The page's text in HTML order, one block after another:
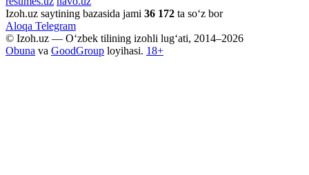
Izoh.uz saytining bazasida jami 36 172 ta so‘z bor
Aloqa Telegram
© Izoh.uz — O‘zbek tilining izohli lug‘ati, 2014–2026
Obuna va GoodGroup loyihasi. 18+